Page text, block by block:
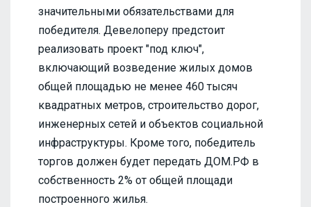
значительными обязательствами для
победителя. Девелоперу предстоит
реализовать проект "под ключ",
включающий возведение жилых домов
общей площадью не менее 460 тысяч
квадратных метров, строительство дорог,
инженерных сетей и объектов социальной
инфраструктуры. Кроме того, победитель
торгов должен будет передать ДОМ.РФ в
собственность 2% от общей площади
построенного жилья.